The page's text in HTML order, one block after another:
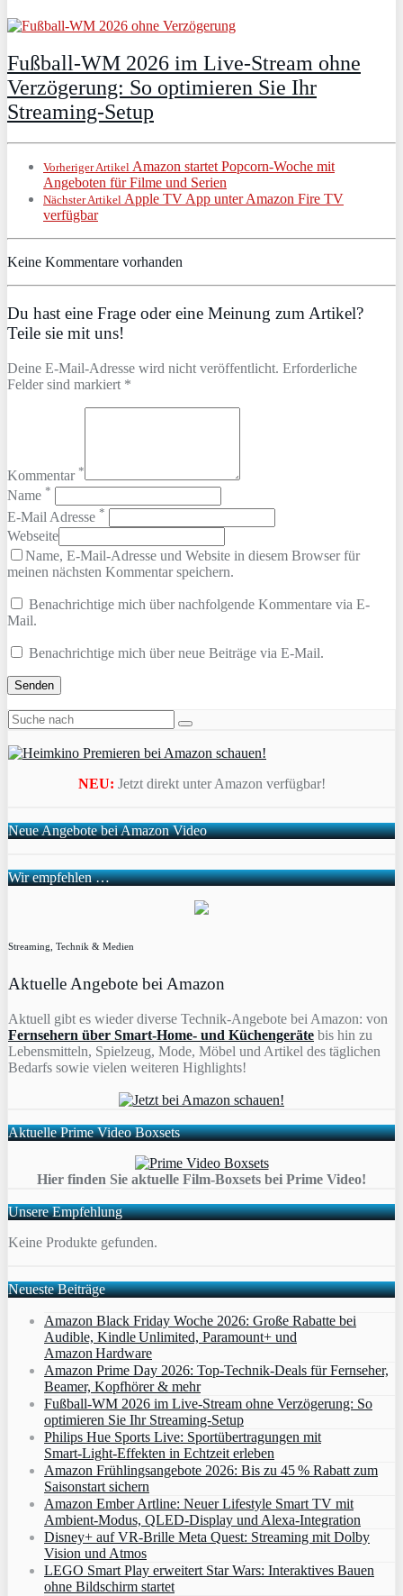
Fußball-WM 2026 im Live-Stream ohne
Verzögerung: So optimieren Sie Ihr
Streaming-Setup
Vorheriger Artikel Amazon startet Popcorn-Woche mit
Angeboten für Filme und Serien
Nächster Artikel Apple TV App unter Amazon Fire TV
verfügbar
Keine Kommentare vorhanden
Du hast eine Frage oder eine Meinung zum Artikel?
Teile sie mit uns!
Deine E-Mail-Adresse wird nicht veröffentlicht. Erforderliche
Felder sind markiert *
Kommentar *
Name *
E-Mail Adresse *
Webseite
Name, E-Mail-Adresse und Website in diesem Browser für
meinen nächsten Kommentar speichern.
Benachrichtige mich über nachfolgende Kommentare via E-
Mail.
Benachrichtige mich über neue Beiträge via E-Mail.
NEU: Jetzt direkt unter Amazon verfügbar!
Neue Angebote bei Amazon Video
Wir empfehlen …
Streaming, Technik & Medien
Aktuelle Angebote bei Amazon
Aktuell gibt es wieder diverse Technik-Angebote bei Amazon: von
Fernsehern über Smart-Home- und Küchengeräte bis hin zu
Lebensmitteln, Spielzeug, Mode, Möbel und Artikel des täglichen
Bedarfs sowie vielen weiteren Highlights!
Aktuelle Prime Video Boxsets
Hier finden Sie aktuelle Film-Boxsets bei Prime Video!
Unsere Empfehlung
Keine Produkte gefunden.
Neueste Beiträge
Amazon Black Friday Woche 2026: Große Rabatte bei
Audible, Kindle Unlimited, Paramount+ und
Amazon Hardware
Amazon Prime Day 2026: Top-Technik-Deals für Fernseher,
Beamer, Kopfhörer & mehr
Fußball-WM 2026 im Live-Stream ohne Verzögerung: So
optimieren Sie Ihr Streaming-Setup
Philips Hue Sports Live: Sportübertragungen mit
Smart‑Light‑Effekten in Echtzeit erleben
Amazon Frühlingsangebote 2026: Bis zu 45 % Rabatt zum
Saisonstart sichern
Amazon Ember Artline: Neuer Lifestyle Smart TV mit
Ambient‑Modus, QLED‑Display und Alexa‑Integration
Disney+ auf VR-Brille Meta Quest: Streaming mit Dolby
Vision und Atmos
LEGO Smart Play erweitert Star Wars: Interaktives Bauen
ohne Bildschirm startet